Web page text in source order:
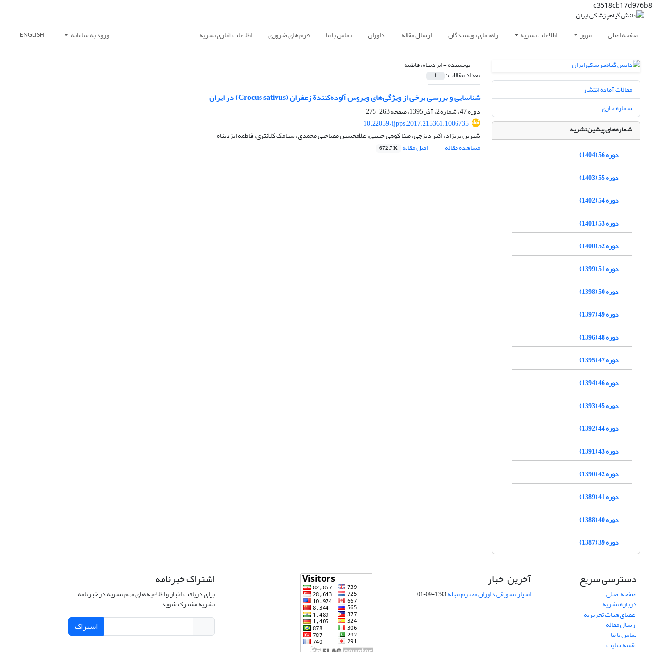
c3518cb17d976b8
صفحه اصلی مرور اطلاعات نشریه راهنمای نویسندگان ارسال مقاله داوران تماس با ما فرم های ضروری اطلاعات آماری نشریه ورود به سامانه ENGLISH
نویسنده =ایزدپناه، فاطمه
تعداد مقالات: 1
شناسایی و بررسی برخی از ویژگی‌های ویروس آلوده‌کنندة زعفران (Crocus sativus) در ایران
دوره 47، شماره 2، آذر 1395، صفحه
263-275
10.22059/ijpps.2017.215361.1006735
شیرین پریزاد، اکبر دیزجی، مینا کوهی حبیبی، غلامحسین مصاحبی محمدی، سیامک کلانتری، فاطمه ایزدپناه
مشاهده مقاله
اصل مقاله 672.7 K
مقالات آماده انتشار
شماره جاری
شماره‌های پیشین نشریه
دوره 56 (1404)
دوره 55 (1403)
دوره 54 (1402)
دوره 53 (1401)
دوره 52 (1400)
دوره 51 (1399)
دوره 50 (1398)
دوره 49 (1397)
دوره 48 (1396)
دوره 47 (1395)
دوره 46 (1394)
دوره 45 (1393)
دوره 44 (1392)
دوره 43 (1391)
دوره 42 (1390)
دوره 41 (1389)
دوره 40 (1388)
دوره 39 (1387)
دسترسی سریع
صفحه اصلی
درباره نشریه
اعضای هیات تحریریه
ارسال مقاله
تماس با ما
نقشه سایت
آخرین اخبار
امتیاز تشویقی داوران محترم مجله1393-09-01
اشتراک خبرنامه
برای دریافت اخبار و اطلاعیه های مهم نشریه در خبرنامه
نشریه مشترک شوید.
اشتراک